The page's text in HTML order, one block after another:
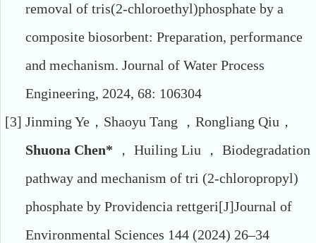
removal of tris(2-chloroethyl)phosphate by a
composite biosorbent: Preparation, performance
and mechanism. Journal of Water Process
Engineering, 2024, 68: 106304
[3] Jinming Ye ， Shaoyu Tang ， Rongliang Qiu ，
Shuona Chen* ， Huiling Liu ， Biodegradation
pathway and mechanism of tri (2-chloropropyl)
phosphate by Providencia rettgeri[J]Journal of
Environmental Sciences 144 (2024) 26–34